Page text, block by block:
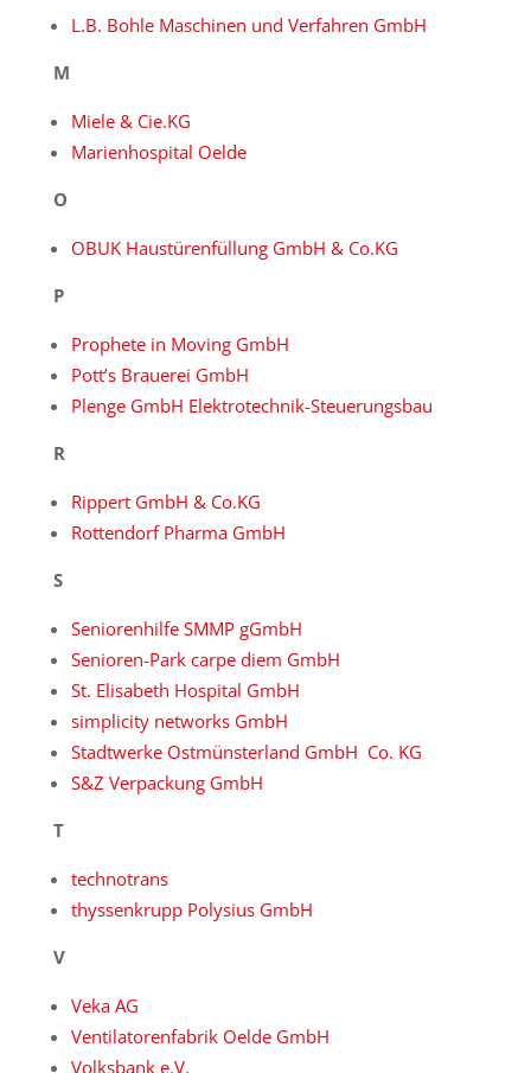
L.B. Bohle Maschinen und Verfahren GmbH
M
Miele & Cie.KG
Marienhospital Oelde
O
OBUK Haustürenfüllung GmbH & Co.KG
P
Prophete in Moving GmbH
Pott’s Brauerei GmbH
Plenge GmbH Elektrotechnik-Steuerungsbau
R
Rippert GmbH & Co.KG
Rottendorf Pharma GmbH
S
Seniorenhilfe SMMP gGmbH
Senioren-Park carpe diem GmbH
St. Elisabeth Hospital GmbH
simplicity networks GmbH
Stadtwerke Ostmünsterland GmbH Co. KG
S&Z Verpackung GmbH
T
technotrans
thyssenkrupp Polysius GmbH
V
Veka AG
Ventilatorenfabrik Oelde GmbH
Volksbank e.V.